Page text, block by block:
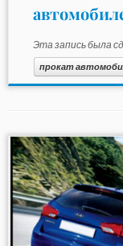
Эта запись была
прокат